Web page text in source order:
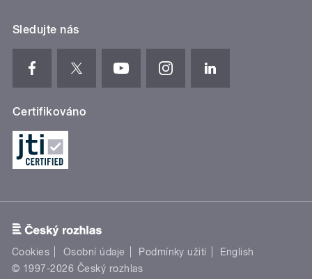
Sledujte nás
Certifikováno
Cookies Osobní údaje Podmínky užití
English
© 1997-2026 Český rozhlas